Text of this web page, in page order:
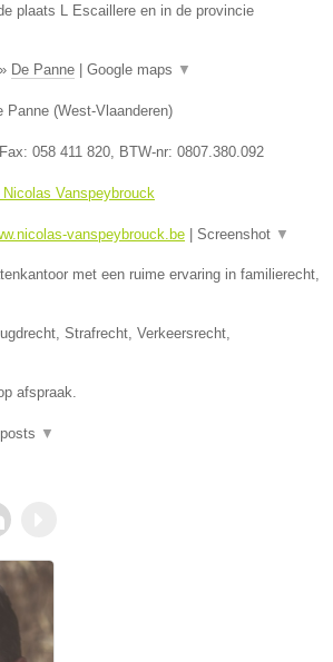
plaats L Escaillere en in de provincie
» De Panne Google maps ▼
Panne (West-Vlaanderen)
Fax: 058 411 820 , BTW-nr: 0807.380.092
Nicolas Vanspeybrouck
vanspeybrouck.be Screenshot ▼
met een ruime ervaring in familierecht,
Strafrecht, Verkeersrecht,
afspraak.
▼